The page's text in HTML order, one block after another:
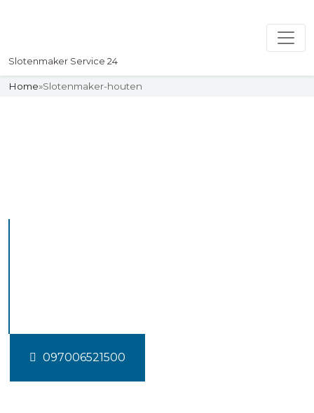
Slotenmaker Service 24
Home»Slotenmaker-houten
097006521500